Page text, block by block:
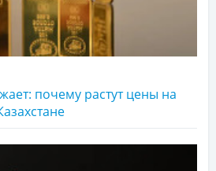
почему растут цены на